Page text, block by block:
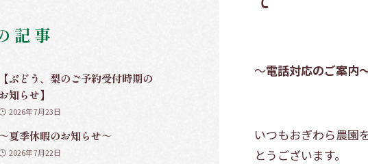
～電話対応のご案内
いつもおぎわら農園
とうございます。
記事
ぶどう、梨のご予約受付時期の
知らせ】
2026年7月23日
夏季休暇のお知らせ～
2026年7月22日